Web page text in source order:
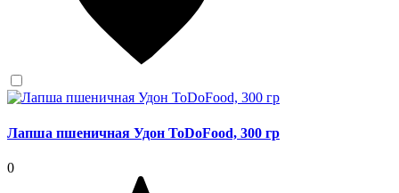
Лапша пшеничная Удон ToDoFood, 300 гр
0